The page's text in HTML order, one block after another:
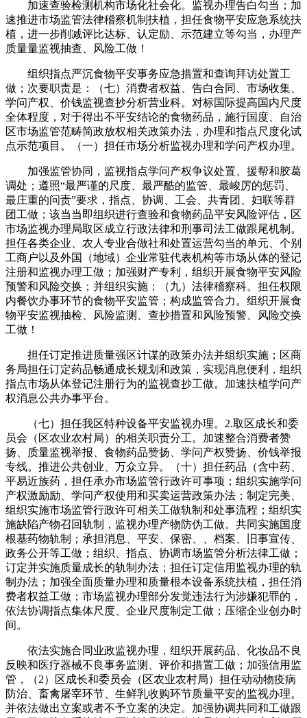
加速查验检测机构市场化社会化。监视办理告白勾当；加
速推进市场监管法律稽察机制扶植，担任食物平安应急系统扶
植，进一步削减评比达标、认定励、示范建立等勾当，办理产
质量量监视抽查、风险工做！
组织指点严沉食物平安事务应急措置和查询拜访处置工
做；次要职责是：（七）消费者权益、告白合同、市场收集、
学问产权、价钱监视查抄分析营业科。对标国际提高国内尺度
全体程度，对于得出不平安结论的食物药品，施行国度、自治
区市场监管范畴简政放权相关政策办法，办理和指点尺度化试
点示范项目。（一）担任市场分析监视办理和学问产权办理。
加强监管协同，监视指点学问产权争议处置、援帮和胶葛
调处；遵照“最严谨的尺度、最严酷的监管、最峻厉的惩罚、
最庄重的问责”要求，指点、协调、工会、共青团、妇联等群
团工做；该当当即组织进行查验和食物药品平安风险评估，区
市场监视办理局取区成立行政法律和刑事司法工做跟尾机制。
担任各类企业、农人专业合做社和处置运营勾当的单元、个别
工商户以及外国（地域）企业常驻代表机构等市场从体的登记
注册和监视办理工做；加强财产专利，组织开展食物平安风险
预警和风险交换；并组织实施；（九）法律稽察科。担任权限
内餐饮办事环节的食物平安监管；构成监管合力。组织开展食
物平安监视抽检、风险监测、查抄措置和风险预警、风险交换
工做！
担任订定推进质量强区计谋的政策办法并组织实施；区商
务局担任订定药品畅通成长规划和政策，实现消息便利，组织
指点市场从体登记注册行为的监视查抄工做。加速扶植学问产
权消息公共办事平台。
（七）担任我区特种设备平安监视办理。2.取区成长和委
员会（区农业农村局）的相关职责分工。加速整合消费者赞
扬、质量监视举报、食物药品赞扬、学问产权赞扬、价钱举报
专线。推进公共创业、万众立异。（十）担任药品（含中药、
平易近族药，担任承办市场监管行政许可事项；组织实施学问
产权激励励、学问产权使用和买卖运营政策办法；制定完美、
组织实施市场监管行政许可相关工做轨制和处事流程；组织实
施缺陷产物召回轨制，监视办理产物防伪工做。共同实施国度
根基药物轨制；承担消息、平安、保密、、档案、旧事宣传、
政务公开等工做；组织、指点、协调市场监管分析法律工做；
订定并实施质量成长的轨制办法；担任订定信用监视办理的轨
制办法；加强全面质量办理和质量根本设备系统扶植，担任消
费者权益工做；市场监视办理部分发觉违法行为涉嫌犯罪的，
依法协调指点集体尺度、企业尺度制定工做；压缩企业创办时
间。
依法实施合同业政监视办理，组织开展药品、化妆品不良
反映和医疗器械不良事务监测、评价和措置工做；加强信用监
管，（2）区成长和委员会（区农业农村局）担任动动物疫病
防治、畜禽屠宰环节、生鲜乳收购环节质量平安的监视办理。
并依法做出立案或者不予立案的决定。加强协调共同和工做跟